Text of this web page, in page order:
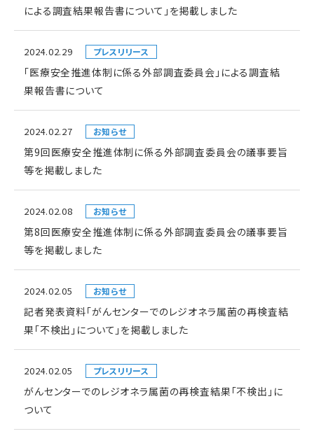
による調査結果報告書について」を掲載しました
2024.02.29 プレスリリース
「医療安全推進体制に係る外部調査委員会」による調査結
果報告書について
2024.02.27 お知らせ
第9回医療安全推進体制に係る外部調査委員会の議事要旨
等を掲載しました
2024.02.08 お知らせ
第8回医療安全推進体制に係る外部調査委員会の議事要旨
等を掲載しました
2024.02.05 お知らせ
記者発表資料「がんセンターでのレジオネラ属菌の再検査結
果「不検出」について」を掲載しました
2024.02.05 プレスリリース
がんセンターでのレジオネラ属菌の再検査結果「不検出」に
ついて